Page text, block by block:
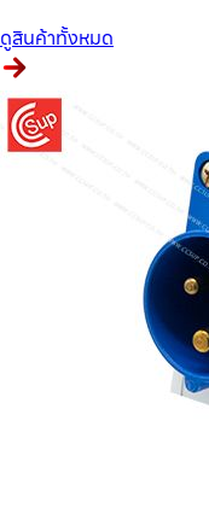
ดูสินค้าทั้งหมด